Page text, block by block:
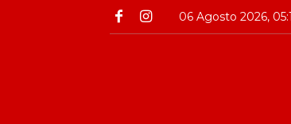
06 Agosto 2026,